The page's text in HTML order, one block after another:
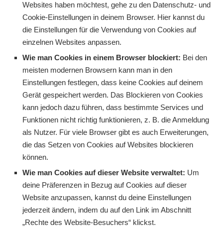
Websites haben möchtest, gehe zu den Datenschutz- und
Cookie-Einstellungen in deinem Browser. Hier kannst du
die Einstellungen für die Verwendung von Cookies auf
einzelnen Websites anpassen.
Wie man Cookies in einem Browser blockiert: Bei den
meisten modernen Browsern kann man in den
Einstellungen festlegen, dass keine Cookies auf deinem
Gerät gespeichert werden. Das Blockieren von Cookies
kann jedoch dazu führen, dass bestimmte Services und
Funktionen nicht richtig funktionieren, z. B. die Anmeldung
als Nutzer. Für viele Browser gibt es auch Erweiterungen,
die das Setzen von Cookies auf Websites blockieren
können.
Wie man Cookies auf dieser Website verwaltet: Um
deine Präferenzen in Bezug auf Cookies auf dieser
Website anzupassen, kannst du deine Einstellungen
jederzeit ändern, indem du auf den Link im Abschnitt
„Rechte des Website-Besuchers“ klickst.